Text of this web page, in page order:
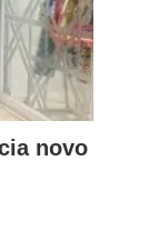
novo